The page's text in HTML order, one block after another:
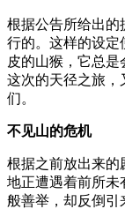
根据公告所给出的
行的。这样的设定
皮的山猴，它总
这次的天径之旅，
们。
不见山的危机
根据之前放出来的
地正遭遇着前所未
般善举，却反倒引